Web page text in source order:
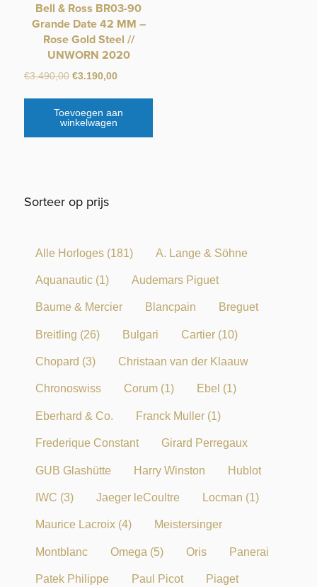
Sorteer op prijs
Alle Horloges (181) A. Lange & Söhne
Aquanautic (1) Audemars Piguet
Baume & Mercier Blancpain Breguet
Breitling (26) Bulgari Cartier (10)
Chopard (3) Christaan van der Klaauw
Chronoswiss Corum (1) Ebel (1)
Eberhard & Co. Franck Muller (1)
Frederique Constant Girard Perregaux
GUB Glashütte Harry Winston Hublot
IWC (3) Jaeger leCoultre Locman (1)
Maurice Lacroix (4) Meistersinger
Montblanc Omega (5) Oris Panerai
Patek Philippe Paul Picot Piaget
Bell & Ross BR03-90
Grande Date 42 MM –
Rose Gold Steel //
UNWORN 2020
€3.490,00 Oorspronkelijke
€3.490,00.
€3.190,00Huidige
Toevoegen aan
winkelwagen